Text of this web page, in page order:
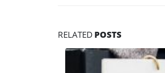
RELATED POSTS